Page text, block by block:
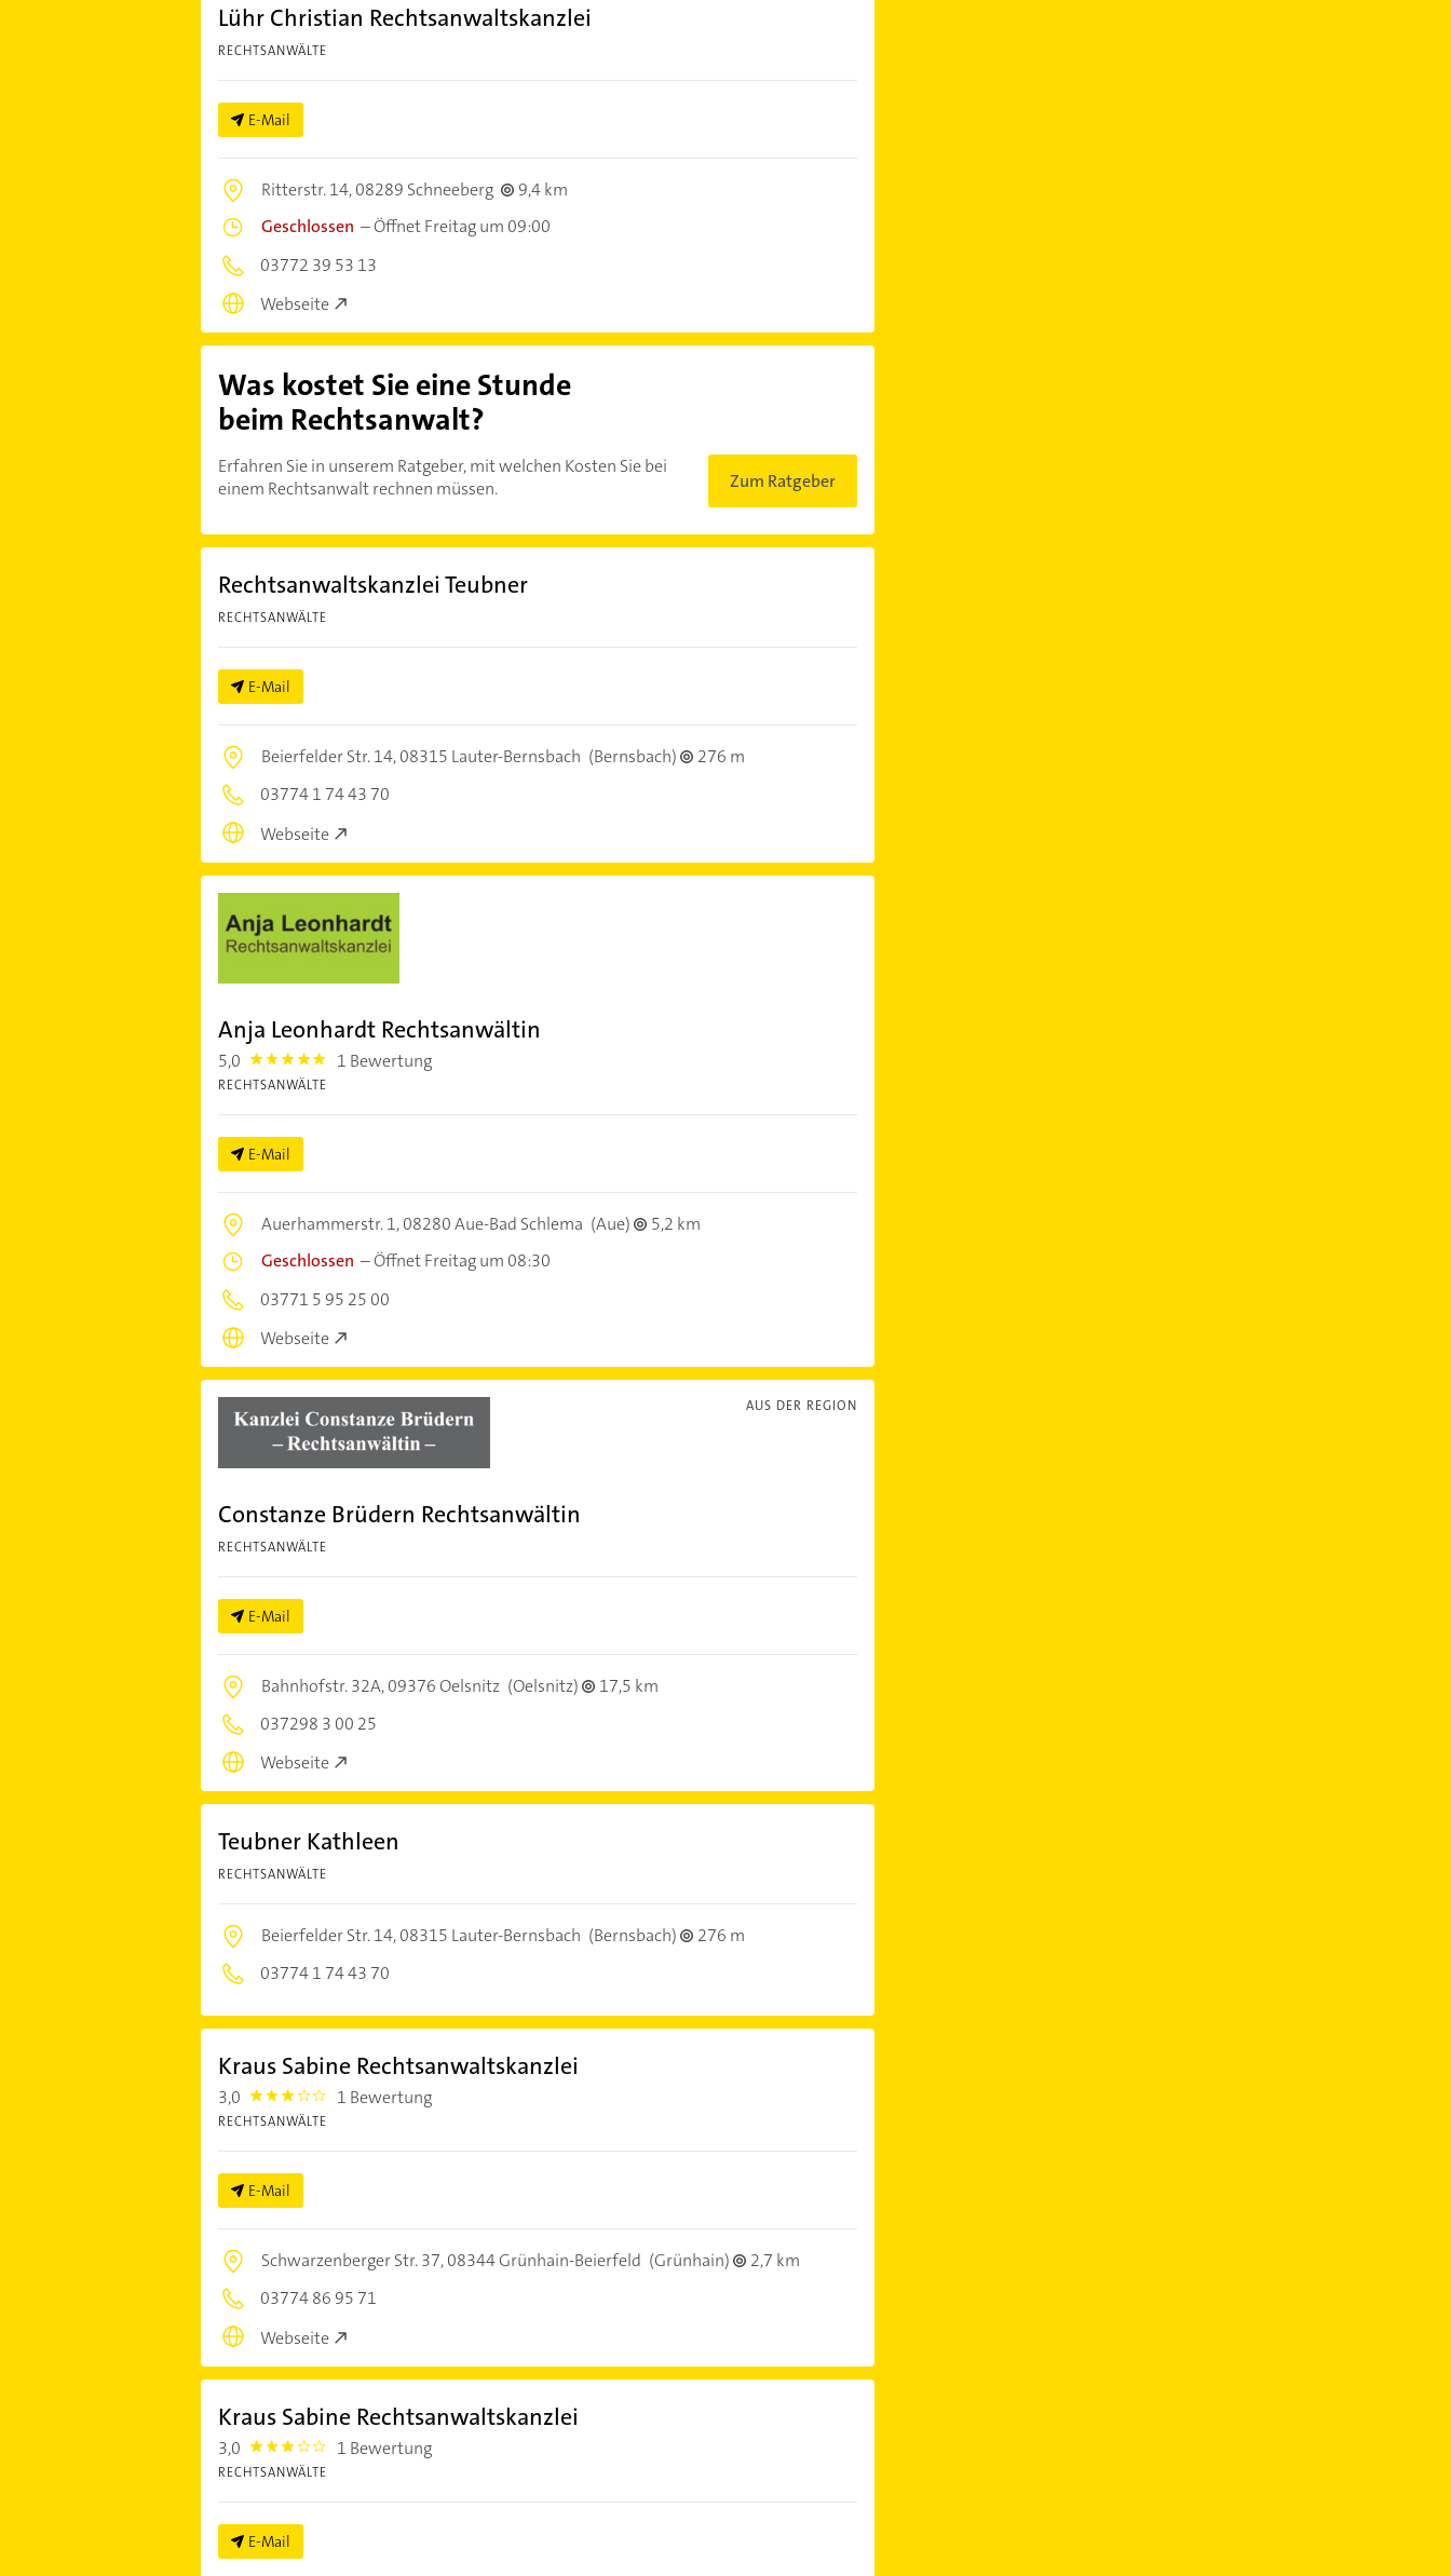
Lühr Christian Rechtsanwaltskanzlei
RECHTSANWÄLTE
E-Mail
Ritterstr. 14,08289 Schneeberg
9,4 km
Geschlossen –Öffnet Freitag um 09:00
03772 39 53 13
Webseite
Was kostet Sie eine Stunde
beim Rechtsanwalt?
Erfahren Sie in unserem Ratgeber, mit welchen Kosten Sie bei
einem Rechtsanwalt rechnen müssen.
Zum Ratgeber
Rechtsanwaltskanzlei Teubner
RECHTSANWÄLTE
E-Mail
Beierfelder Str. 14,08315 Lauter-Bernsbach (Bernsbach)
276 m
03774 1 74 43 70
Webseite
Anja Leonhardt Rechtsanwältin
5,0 5.0 1 Bewertung
RECHTSANWÄLTE
E-Mail
Auerhammerstr. 1,08280 Aue-Bad Schlema (Aue)
5,2 km
Geschlossen –Öffnet Freitag um 08:30
03771 5 95 25 00
Webseite
AUS DER REGION
Constanze Brüdern Rechtsanwältin
RECHTSANWÄLTE
E-Mail
Bahnhofstr. 32A,09376 Oelsnitz (Oelsnitz)
17,5 km
037298 3 00 25
Webseite
Teubner Kathleen
RECHTSANWÄLTE
Beierfelder Str. 14,08315 Lauter-Bernsbach (Bernsbach)
276 m
03774 1 74 43 70
Kraus Sabine Rechtsanwaltskanzlei
3,0 3.0 1 Bewertung
RECHTSANWÄLTE
E-Mail
Schwarzenberger Str. 37,08344 Grünhain-Beierfeld (Grünhain)
2,7 km
03774 86 95 71
Webseite
Kraus Sabine Rechtsanwaltskanzlei
3,0 3.0 1 Bewertung
RECHTSANWÄLTE
E-Mail